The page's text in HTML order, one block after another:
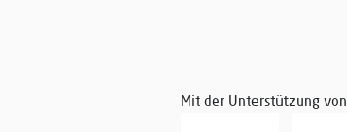
Mit der Unterstützung von